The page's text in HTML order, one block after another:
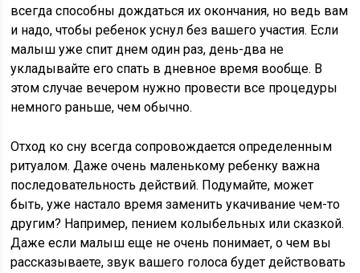
всегда способны дождаться их окончания, но ведь вам
и надо, чтобы ребенок уснул без вашего участия. Если
малыш уже спит днем один раз, день-два не
укладывайте его спать в дневное время вообще. В
этом случае вечером нужно провести все процедуры
немного раньше, чем обычно.
Отход ко сну всегда сопровождается определенным
ритуалом. Даже очень маленькому ребенку важна
последовательность действий. Подумайте, может
быть, уже настало время заменить укачивание чем-то
другим? Например, пением колыбельных или сказкой.
Даже если малыш еще не очень понимает, о чем вы
рассказываете, звук вашего голоса будет действовать